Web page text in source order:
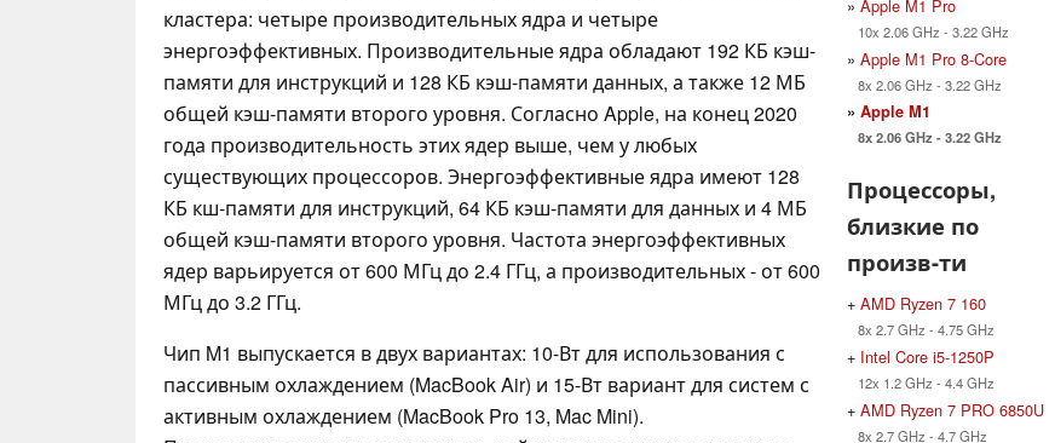
кластера: четыре производительных ядра и четыре
энергоэффективных. Производительные ядра обладают 192 КБ кэш-
памяти для инструкций и 128 КБ кэш-памяти данных, а также 12 МБ
общей кэш-памяти второго уровня. Согласно Apple, на конец 2020
года производительность этих ядер выше, чем у любых
существующих процессоров. Энергоэффективные ядра имеют 128
КБ кш-памяти для инструкций, 64 КБ кэш-памяти для данных и 4 МБ
общей кэш-памяти второго уровня. Частота энергоэффективных
ядер варьируется от 600 МГц до 2.4 ГГц, а производительных - от 600
МГц до 3.2 ГГц.
Чип M1 выпускается в двух вариантах: 10-Вт для использования с
пассивным охлаждением (MacBook Air) и 15-Вт вариант для систем с
активным охлаждением (MacBook Pro 13, Mac Mini).
» Apple M1 Pro
10x 2.06 GHz - 3.22 GHz
» Apple M1 Pro 8-Core
8x 2.06 GHz - 3.22 GHz
» Apple M1
8x 2.06 GHz - 3.22 GHz
Процессоры,
близкие по
произв-ти
+ AMD Ryzen 7 160
8x 2.7 GHz - 4.75 GHz
+ Intel Core i5-1250P
12x 1.2 GHz - 4.4 GHz
+ AMD Ryzen 7 PRO 6850U
8x 2.7 GHz - 4.7 GHz